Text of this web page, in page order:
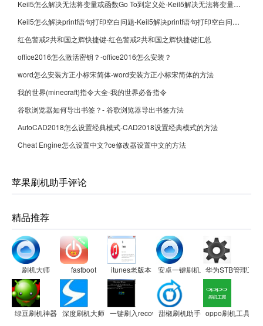
Keil5怎么解决无法将变量或函数Go To到定义处-Keil5解决无法将变量或函数Go To到定义处的方法
Keil5怎么解决printf语句打印空白问题-Keil5解决printf语句打印空白问题的方法
红色警戒2共和国之辉快捷键-红色警戒2共和国之辉快捷键汇总
office2016怎么激活密钥？-office2016怎么安装？
word怎么安装方正小标宋简体-word安装方正小标宋简体的方法
我的世界(minecraft)指令大全-我的世界必备指令
谷歌浏览器如何导出书签？- 谷歌浏览器导出书签方法
AutoCAD2018怎么设置经典模式-CAD2018设置经典模式的方法
Cheat Engine怎么设置中文?ce修改器设置中文的方法
苹果刷机助手评论
精品推荐
刷机大师 fastboot itunes老版本 安卓一键刷机助手华为STB管理工具
绿豆刷机神器 深度刷机大师 一键刷入recovery工具甜椒刷机助手 oppo刷机工具